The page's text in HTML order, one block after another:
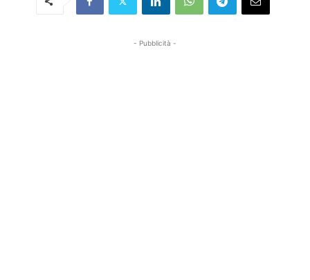
- Pubblicità -